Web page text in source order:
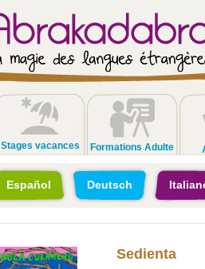
Stages vacances Formations Adulte
Español Deutsch
Sedienta